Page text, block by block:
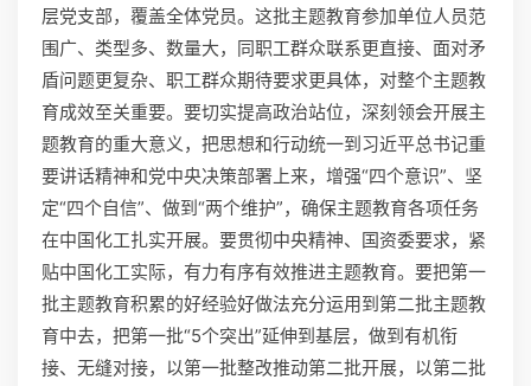
层党支部，覆盖全体党员。这批主题教育参加单位人员范
围广、类型多、数量大，同职工群众联系更直接、面对矛
盾问题更复杂、职工群众期待要求更具体，对整个主题教
育成效至关重要。要切实提高政治站位，深刻领会开展主
题教育的重大意义，把思想和行动统一到习近平总书记重
要讲话精神和党中央决策部署上来，增强“四个意识”、坚
定“四个自信”、做到“两个维护”，确保主题教育各项任务
在中国化工扎实开展。要贯彻中央精神、国资委要求，紧
贴中国化工实际，有力有序有效推进主题教育。要把第一
批主题教育积累的好经验好做法充分运用到第二批主题教
育中去，把第一批“5个突出”延伸到基层，做到有机衔
接、无缝对接，以第一批整改推动第二批开展，以第二批